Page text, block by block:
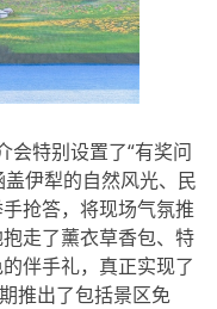
特别设置了“有奖问
盖伊犁的自然风光、民
抢答，将现场气氛推
走了薰衣草香包、特
伴手礼，真正实现了
推出了包括景区免